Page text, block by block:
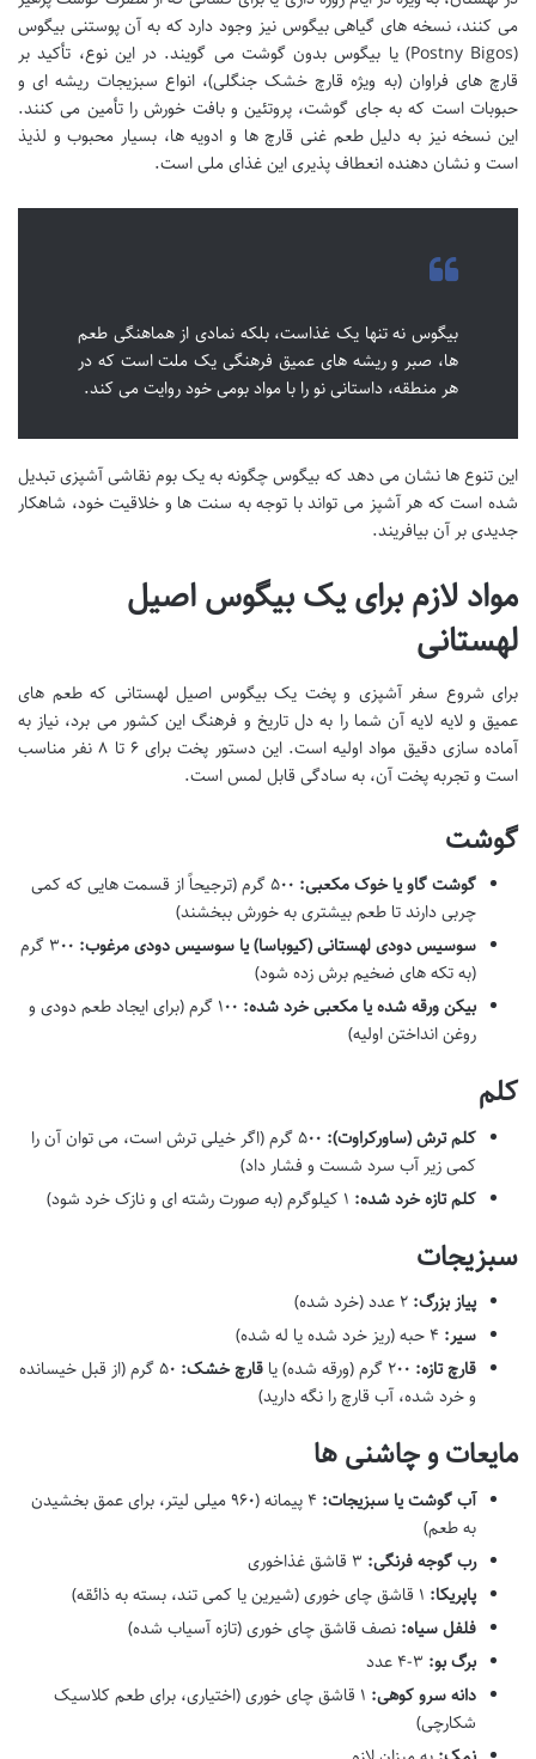
می کنند، نسخه های گیاهی بیگوس نیز وجود دارد که به آن پوستنی بیگوس
(Postny Bigos) یا بیگوس بدون گوشت می گویند. در این نوع، تأکید بر
قارچ های فراوان (به ویژه قارچ خشک جنگلی)، انواع سبزیجات ریشه ای و
حبوبات است که به جای گوشت، پروتئین و بافت خورش را تأمین می کنند.
این نسخه نیز به دلیل طعم غنی قارچ ها و ادویه ها، بسیار محبوب و لذیذ
است و نشان دهنده انعطاف پذیری این غذای ملی است.
بیگوس نه تنها یک غذاست، بلکه نمادی از هماهنگی طعم
ها، صبر و ریشه های عمیق فرهنگی یک ملت است که در
هر منطقه، داستانی نو را با مواد بومی خود روایت می کند.
این تنوع ها نشان می دهد که بیگوس چگونه به یک بوم نقاشی آشپزی تبدیل
شده است که هر آشپز می تواند با توجه به سنت ها و خلاقیت خود، شاهکار
جدیدی بر آن بیافریند.
مواد لازم برای یک بیگوس اصیل
لهستانی
برای شروع سفر آشپزی و پخت یک بیگوس اصیل لهستانی که طعم های
عمیق و لایه لایه آن شما را به دل تاریخ و فرهنگ این کشور می برد، نیاز به
آماده سازی دقیق مواد اولیه است. این دستور پخت برای ۶ تا ۸ نفر مناسب
است و تجربه پخت آن، به سادگی قابل لمس است.
گوشت
گوشت گاو یا خوک مکعبی:
۵۰۰ گرم (ترجیحاً از قسمت هایی که کمی
چربی دارند تا طعم بیشتری به خورش ببخشند)
سوسیس دودی لهستانی (کیوباسا) یا سوسیس دودی مرغوب:
۳۰۰ گرم
(به تکه های ضخیم برش زده شود)
بیکن ورقه شده یا مکعبی خرد شده:
۱۰۰ گرم (برای ایجاد طعم دودی و
روغن انداختن اولیه)
کلم
کلم ترش (ساورکراوت):
۵۰۰ گرم (اگر خیلی ترش است، می توان آن را
کمی زیر آب سرد شست و فشار داد)
کلم تازه خرد شده:
سبزیجات
پیاز بزرگ:
سیر:
قارچ تازه:
قارچ خشک:
۵۰ گرم (از قبل خیسانده
و خرد شده، آب قارچ را نگه دارید)
مایعات و چاشنی ها
آب گوشت یا سبزیجات:
۴ پیمانه (۹۶۰ میلی لیتر، برای عمق بخشیدن
به طعم)
رب گوجه فرنگی:
پاپریکا:
فلفل سیاه: نصف قاشق چای خوری (تازه آسیاب شده)
برگ بو:
دانه سرو کوهی:
۱ قاشق چای خوری (اختیاری، برای طعم کلاسیک
شکارچی)